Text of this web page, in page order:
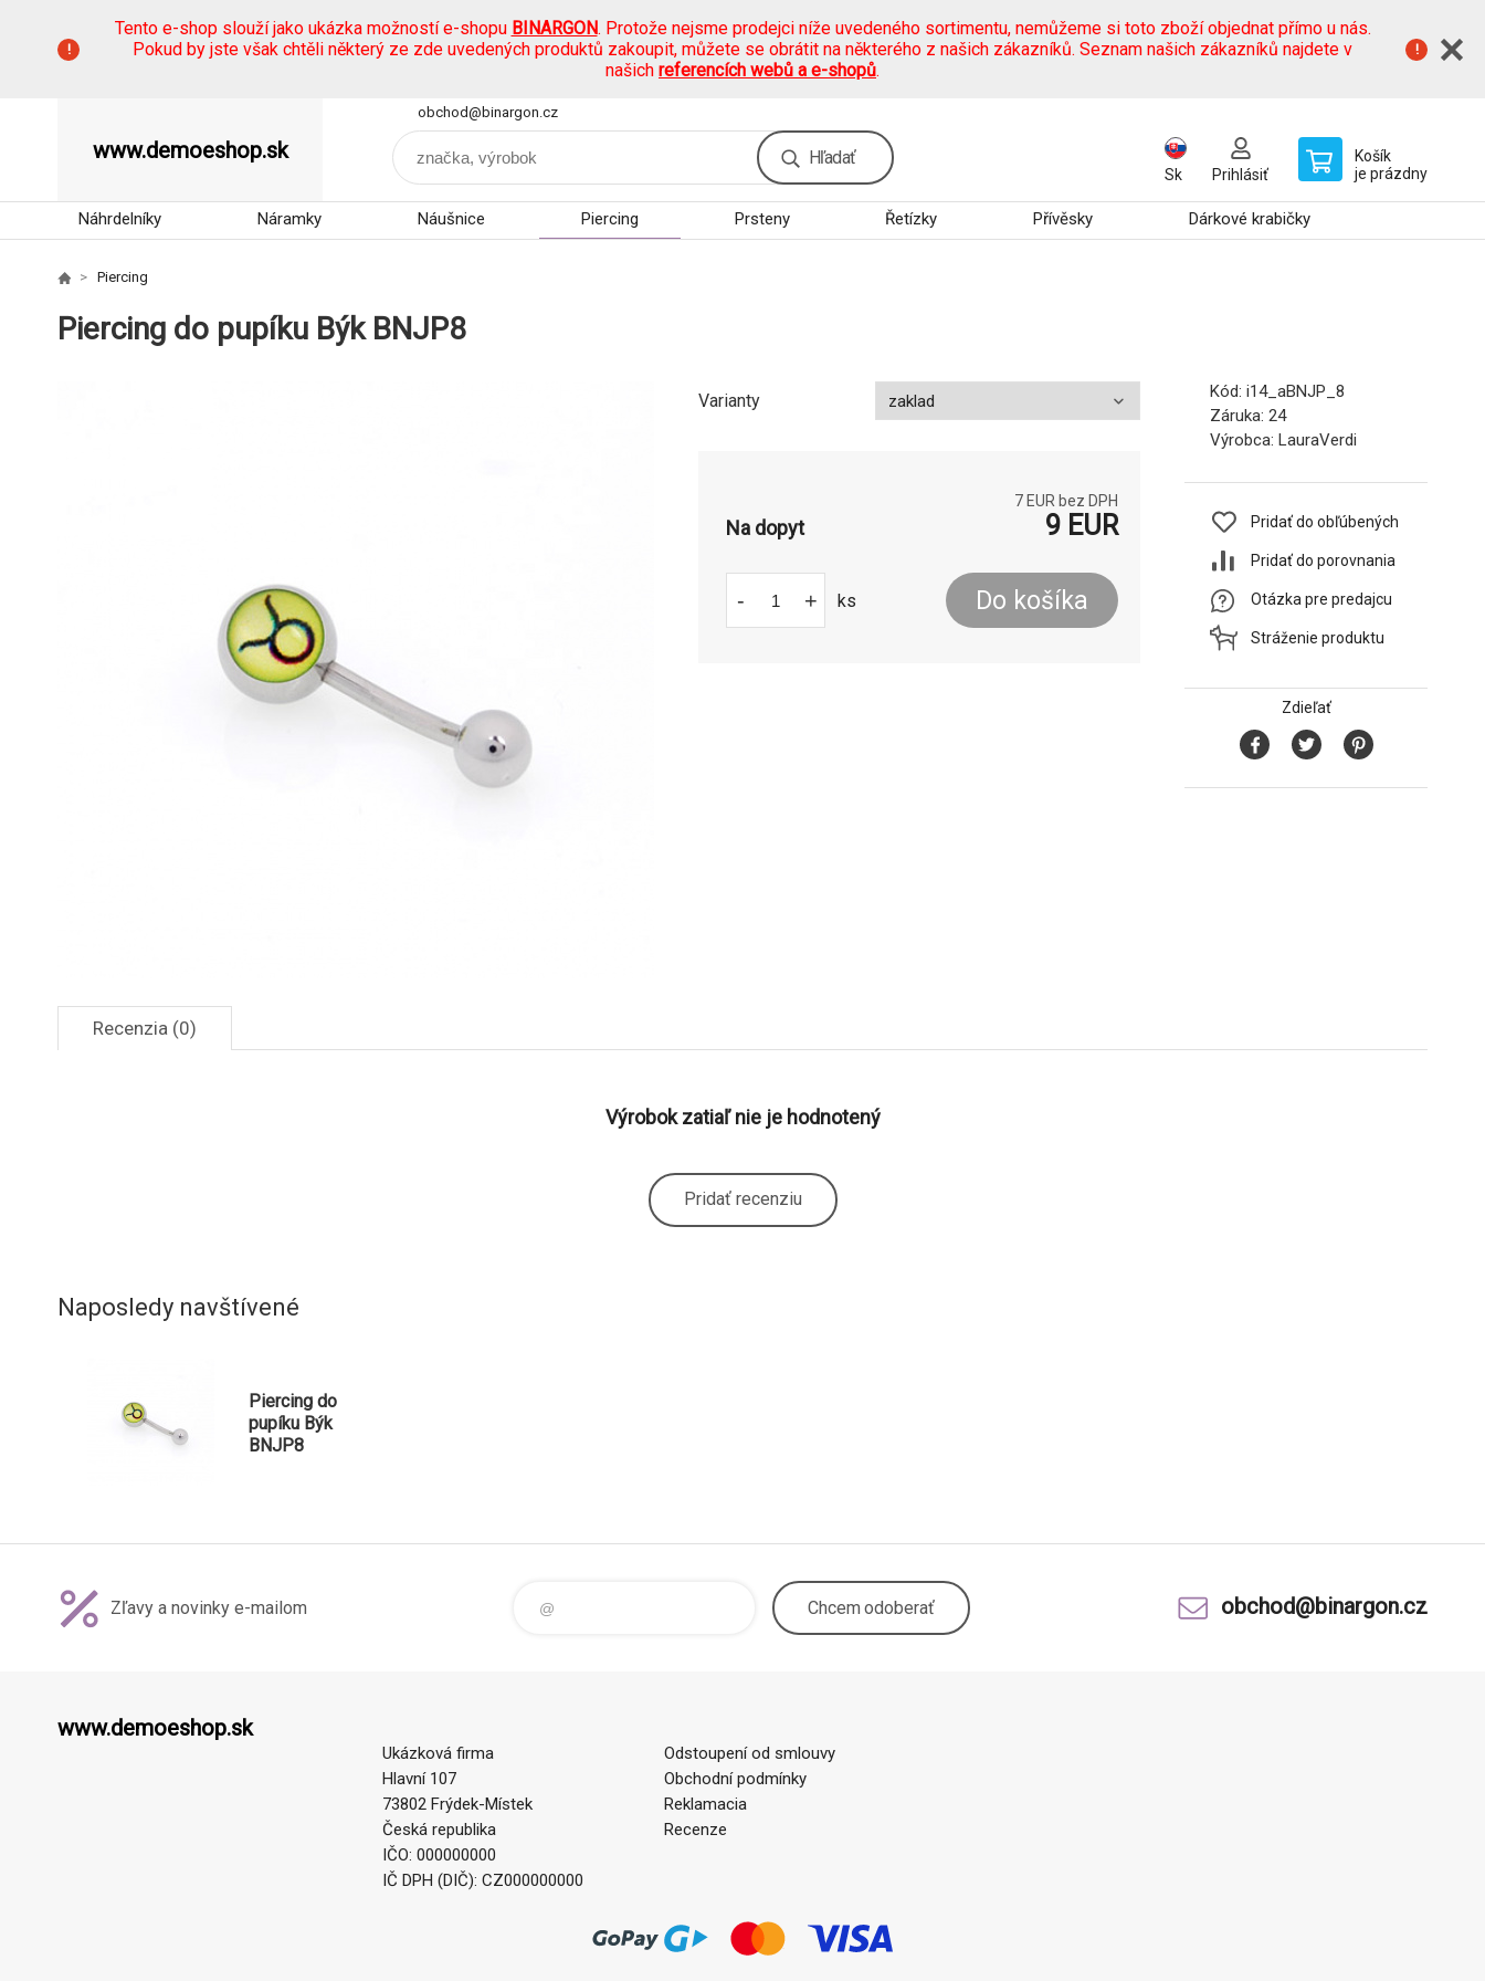
Tento e-shop slouží jako ukázka možností e-shopu BINARGON. Protože nejsme prodejci níže uvedeného sortimentu, nemůžeme si toto zboží objednat přímo u nás.
Pokud by jste však chtěli některý ze zde uvedených produktů zakoupit, můžete se obrátit na některého z našich zákazníků. Seznam našich zákazníků najdete v
našich referencích webů a e-shopů.
www.demoeshop.sk
obchod@binargon.cz
Hľadať
Sk Prihlásiť
Košík
je prázdny
Náhrdelníky Náramky Náušnice Piercing Prsteny Řetízky Přívěsky Dárkové krabičky
Piercing
Piercing do pupíku Býk BNJP8
Varianty
7 EUR bez DPH
Na dopyt 9 EUR
- + ks Do košíka
Kód: i14_aBNJP_8
Záruka: 24
Výrobca: LauraVerdi
Pridať do obľúbených
Pridať do porovnania
Otázka pre predajcu
Stráženie produktu
Zdieľať
Recenzia (0)
Výrobok zatiaľ nie je hodnotený
Pridať recenziu
Naposledy navštívené
Piercing do
pupíku Býk
BNJP8
Zľavy a novinky e-mailom Chcem odoberať obchod@binargon.cz
www.demoeshop.sk
Ukázková firma
Hlavní 107
73802 Frýdek-Místek
Česká republika
IČO: 000000000
IČ DPH (DIČ): CZ000000000
Odstoupení od smlouvy
Obchodní podmínky
Reklamacia
Recenze